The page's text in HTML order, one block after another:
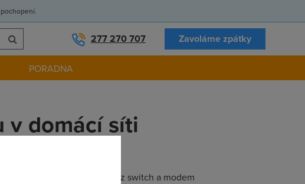
277 270 707 Zavoláme zpátky
PORADNA
v domácí síti
na 2 PC připojených přez switch a modem